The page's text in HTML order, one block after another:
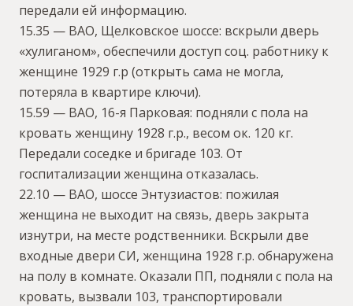
передали ей информацию.
15.35 — ВАО, Щелковское шоссе: вскрыли дверь
«хулиганом», обеспечили доступ соц. работнику к
женщине 1929 г.р (открыть сама не могла,
потеряла в квартире ключи).
15.59 — ВАО, 16-я Парковая: подняли с пола на
кровать женщину 1928 г.р., весом ок. 120 кг.
Передали соседке и бригаде 103. От
госпитализации женщина отказалась.
22.10 — ВАО, шоссе Энтузиастов: пожилая
женщина не выходит на связь, дверь закрыта
изнутри, на месте родственники. Вскрыли две
входные двери СИ, женщина 1928 г.р. обнаружена
на полу в комнате. Оказали ПП, подняли с пола на
кровать, вызвали 103, транспортировали